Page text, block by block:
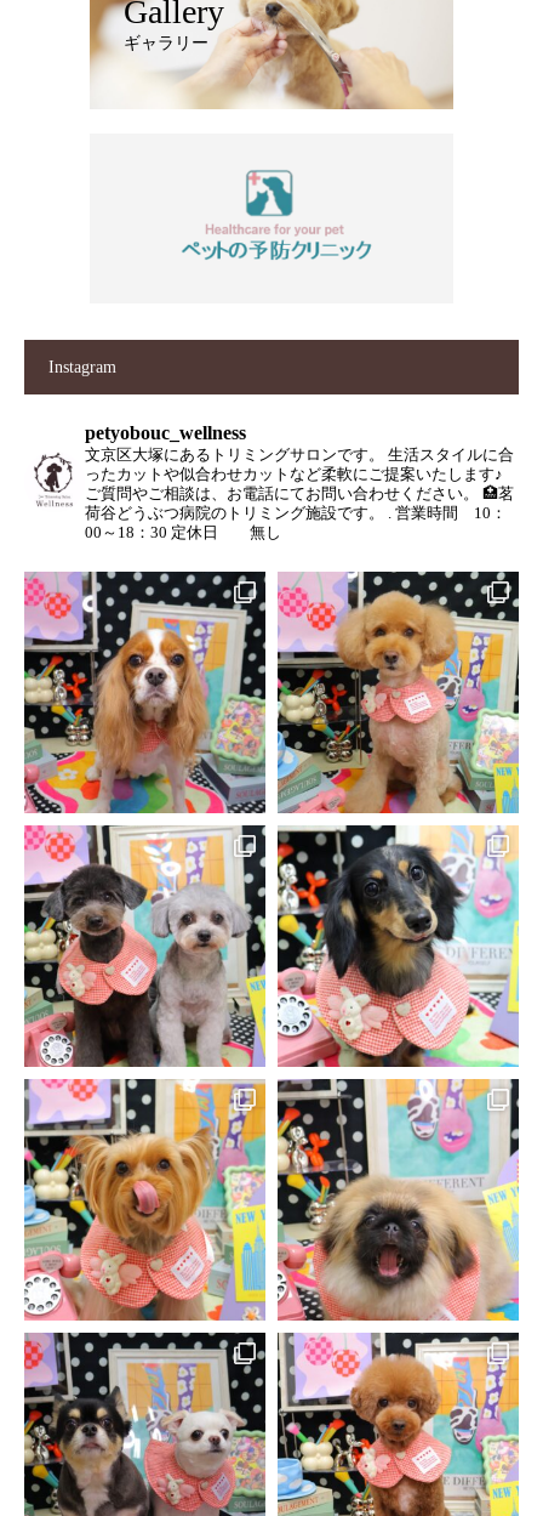
Gallery
ギャラリー
Instagram
petyobouc_wellness
文京区大塚にあるトリミングサロンです。
生活スタイルに合
ったカットや似合わせカットなど柔軟にご提案いたします♪
ご質問やご相談は、お電話にてお問い合わせください。
🏥茗
荷谷どうぶつ病院のトリミング施設です。
営業時間 10：
00～18：30 定休日 無し